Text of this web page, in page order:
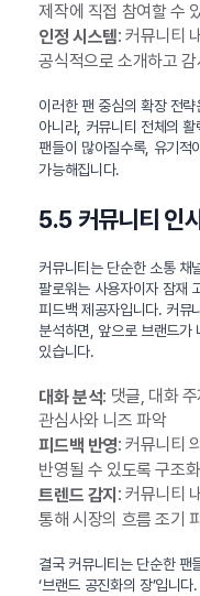
제작에 직접 참여할 수
인정 시스템: 커뮤니티
공식적으로 소개하고 감
이러한 팬 중심의 확장 전
아니라, 커뮤니티 전체의
팬들이 많아질수록, 유기적
가능해집니다.
5.5 커뮤니티 인
커뮤니티는 단순한 소통 채
팔로워는 사용자이자 잠재
피드백 제공자입니다. 커뮤
분석하면, 앞으로 브랜드가
있습니다.
대화 분석: 댓글, 대화
관심사와 니즈 파악
피드백 반영: 커뮤니티
반영될 수 있도록 구조화
트렌드 감지 : 커뮤니티
통해 시장의 흐름 조기
결국 커뮤니티는 단순한 팬
‘브랜드 공진화의 장’입니